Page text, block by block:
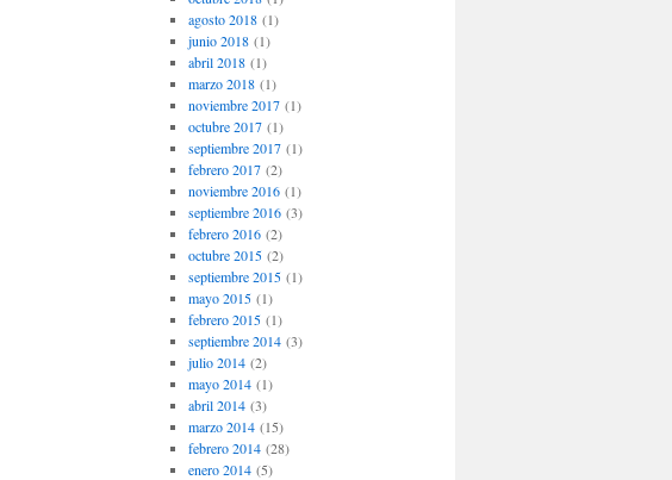
agosto 2018(1)
junio 2018(1)
abril 2018(1)
marzo 2018(1)
noviembre 2017(1)
octubre 2017(1)
septiembre 2017(1)
febrero 2017(2)
noviembre 2016(1)
septiembre 2016(3)
febrero 2016(2)
octubre 2015(2)
septiembre 2015(1)
mayo 2015(1)
febrero 2015(1)
septiembre 2014(3)
julio 2014(2)
mayo 2014(1)
abril 2014(3)
marzo 2014(15)
febrero 2014(28)
enero 2014(5)